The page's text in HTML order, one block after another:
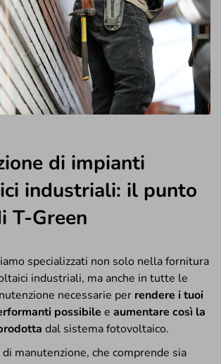
di impianti
industriali: il punto
T-Green
specializzati non solo nella fornitura
industriali, ma anche in tutte le
necessarie per rendere i tuoi
possibile e aumentare così la
dal sistema fotovoltaico.
manutenzione, che comprende sia